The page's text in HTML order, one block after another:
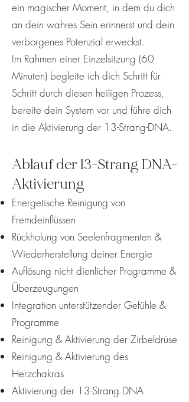
ein magischer Moment, in dem du dich
an dein wahres Sein erinnerst und dein
verborgenes Potenzial erweckst.
Im Rahmen einer Einzelsitzung (60
Minuten) begleite ich dich Schritt für
Schritt durch diesen heiligen Prozess,
bereite dein System vor und führe dich
in die Aktivierung der 13-Strang-DNA.
Ablauf der 13-Strang DNA-
Aktivierung
Energetische Reinigung von
Fremdeinflüssen
Rückholung von Seelenfragmenten &
Wiederherstellung deiner Energie
Auflösung nicht dienlicher Programme &
Überzeugungen
Integration unterstützender Gefühle &
Programme
Reinigung & Aktivierung der Zirbeldrüse
Reinigung & Aktivierung des
Herzchakras
Aktivierung der 13-Strang DNA